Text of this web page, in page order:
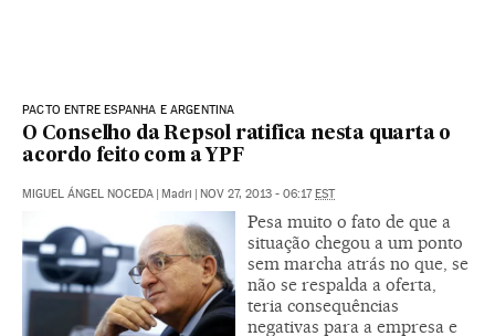
PACTO ENTRE ESPANHA E ARGENTINA
O Conselho da Repsol ratifica nesta quarta o
acordo feito com a YPF
MIGUEL ÁNGEL NOCEDA | Madri | NOV 27, 2013 - 06:17EST
Pesa muito o fato de que a
situação chegou a um ponto
sem marcha atrás no que, se
não se respalda a oferta,
teria consequências
negativas para a empresa e